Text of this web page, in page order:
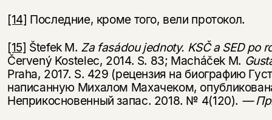
[14] Последние, кроме того, вели протокол.
[15] Štefek M. Zafasádoujednoty. KSČ a SED po
Červený Kostelec, 2014. S. 83; Macháček M.
Praha, 2017. S. 429 (рецензия на биографию
написанную Михалом Махачеком,
Неприкосновенный запас. 2018. № 4(120). —